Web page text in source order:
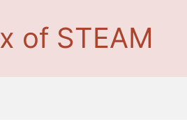
of STEAM